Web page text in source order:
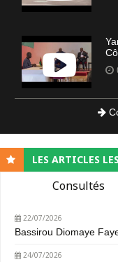
LES ARTICLES
Consultés
22/07/2026
Bassirou Diomaye
24/07/2026